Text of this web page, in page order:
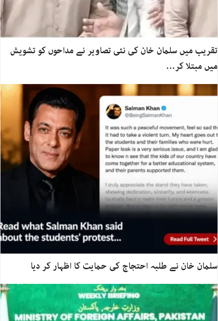
تقریب میں سلمان خان کی نئی تصاویر نے مداحوں کو تشویش
میں مبتلا کر…
سلمان خان نے طلبہ احتجاج کی حمایت کا اظہار کر دیا